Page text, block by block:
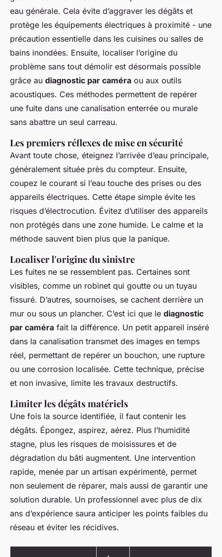
eau générale. Cela évite d’aggraver les dégâts et
protège les équipements électriques à proximité - une
précaution essentielle dans les cuisines ou salles de
bains inondées. Ensuite, localiser l’origine du
problème sans tout démolir est désormais possible
grâce au diagnostic par caméra ou aux outils
acoustiques. Ces méthodes permettent de repérer
une fuite dans une canalisation enterrée ou murale
sans abattre un seul carreau.
Les premiers réflexes de mise en sécurité
Avant toute chose, éteignez l’arrivée d’eau principale,
généralement située près du compteur. Ensuite,
coupez le courant si l’eau touche des prises ou des
appareils électriques. Cette étape simple évite les
risques d’électrocution. Évitez d’utiliser des appareils
non protégés dans une zone humide. Le calme et la
méthode sauvent bien plus que la panique.
Localiser l'origine du sinistre
Les fuites ne se ressemblent pas. Certaines sont
visibles, comme un robinet qui goutte ou un tuyau
fissuré. D’autres, sournoises, se cachent derrière un
mur ou sous un plancher. C’est ici que le diagnostic
par caméra fait la différence. Un petit appareil inséré
dans la canalisation transmet des images en temps
réel, permettant de repérer un bouchon, une rupture
ou une corrosion localisée. Cette technique, précise
et non invasive, limite les travaux destructifs.
Limiter les dégâts matériels
Une fois la source identifiée, il faut contenir les
dégâts. Épongez, aspirez, aérez. Plus l’humidité
stagne, plus les risques de moisissures et de
dégradation du bâti augmentent. Une intervention
rapide, menée par un artisan expérimenté, permet
non seulement de réparer, mais aussi de garantir une
solution durable. Un professionnel avec plus de dix
ans d’expérience saura anticiper les points faibles du
réseau et éviter les récidives.